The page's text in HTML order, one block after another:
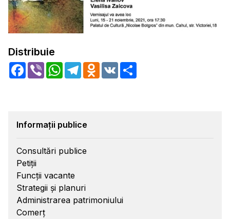
Distribuie
Facebook
Viber WhatsApp
TelegramOdnoklassniki
VK
Informații publice
Consultări publice
Petiții
Funcții vacante
Strategii și planuri
Administrarea patrimoniului
Comerț